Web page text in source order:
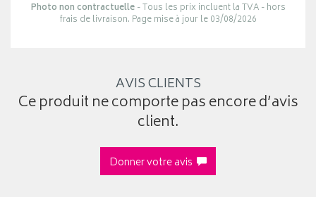
Photo non contractuelle- Tous les prix incluent la TVA - hors
frais de livraison. Page mise à jour le 03/08/2026
AVIS CLIENTS
Ce produit ne comporte pas encore d’avis
client.
Donner votre avis